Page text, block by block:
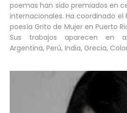
poemas han sido premiados en
internacionales. Ha coordinado el
poesía Grito de Mujer en Puerto
Sus trabajos aparecen en
Argentina, Perú, India, Grecia,